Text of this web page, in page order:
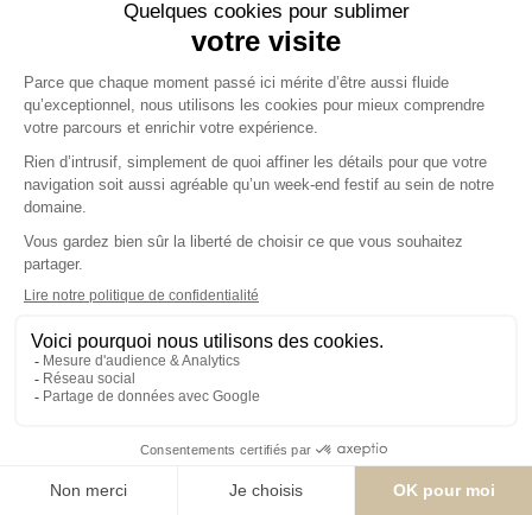
CONTACTER
Domaine de la
Traxène
2 Rue de la Mairie
62310 Coupelle-